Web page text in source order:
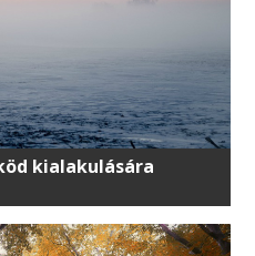
kialakulására